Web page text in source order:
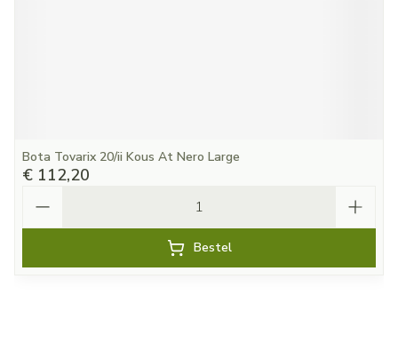
Bota Tovarix 20/ii Kous At Nero Large
€ 112,20
Bestel